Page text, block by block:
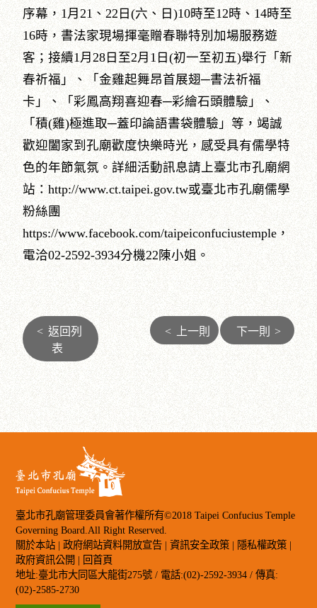
序幕，1月21、22日(六、日)10時至12時、14時至
16時，書法家現場揮毫贈春聯特別加場服務遊
客；接續1月28日至2月1日(初一至初五)舉行「新
春祈福」、「金雞起舞昂首展翅─書法祈福
卡」、「彩鳳高翔喜迎春─彩繪石頭體驗」、
「積(雞)極進取─蓋印論語書袋體驗」等，竭誠
歡迎闔家到孔廟歡度快樂時光，感受具有儒學特
色的年節氣氛。詳細活動訊息請上臺北市孔廟網
站：http://www.ct.taipei.gov.tw或臺北市孔廟儒學
粉絲團
https://www.facebook.com/taipeiconfuciustemple，
電洽02-2592-3934分機22陳小姐。
< 返回列
表
< 上一則 下一則 >
臺北市孔廟管理委員會著作權所有©2018 Taipei Confucius Temple
Governing Board.All Right Reserved.
關於本站 | 政府網站資料開放宣告 |資訊安全政策 | 隱私權政策 |
政府資訊公開 | 回首頁
地址:臺北市大同區大龍街275號 / 電話:(02)-2592-3934 / 傳真:
(02)-2585-2730